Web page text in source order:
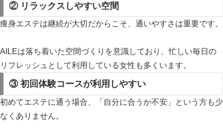
② リラックスしやすい空間
痩身エステは継続が大切だからこそ、通いやすさは重要です。
AILEは落ち着いた空間づくりを意識しており、忙しい毎日の
リフレッシュとして利用している女性も多くいます。
③ 初回体験コースが利用しやすい
初めてエステに通う場合、「自分に合うか不安」という方も少
なくありません。